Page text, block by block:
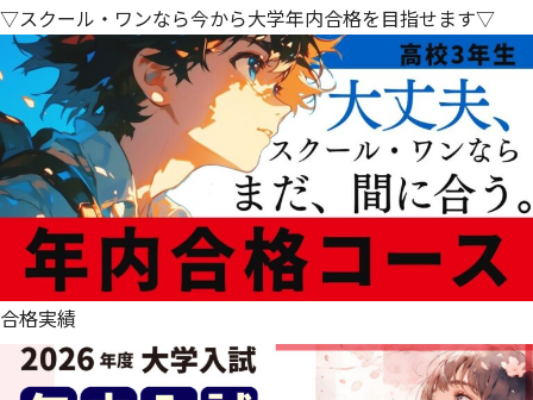
▽スクール・ワンなら今から大学年内合格を目指せます▽
合格実績